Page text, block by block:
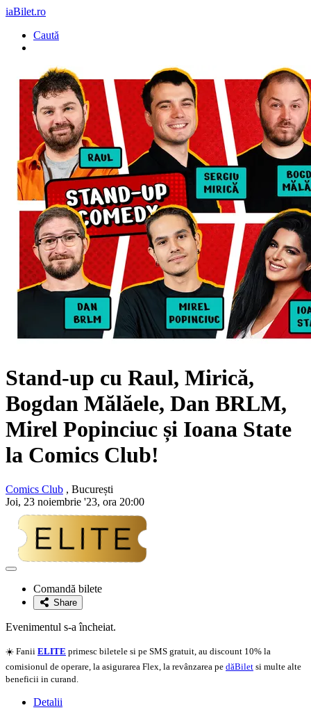
iaBilet.ro
Caută
Stand-up cu Raul, Mirică,
Bogdan Mălăele, Dan BRLM,
Mirel Popinciuc și Ioana State
la Comics Club!
Comics Club , București
Joi, 23 noiembrie '23, ora 20:00
Adaugă
favoriteComandă bilete
Share
Evenimentul s-a încheiat.
☀️ Fanii ELITE primesc biletele si pe SMS gratuit, au discount 10% la
comisionul de operare, la asigurarea Flex, la revânzarea pe dăBilet si multe alte
beneficii in curand.
Detalii